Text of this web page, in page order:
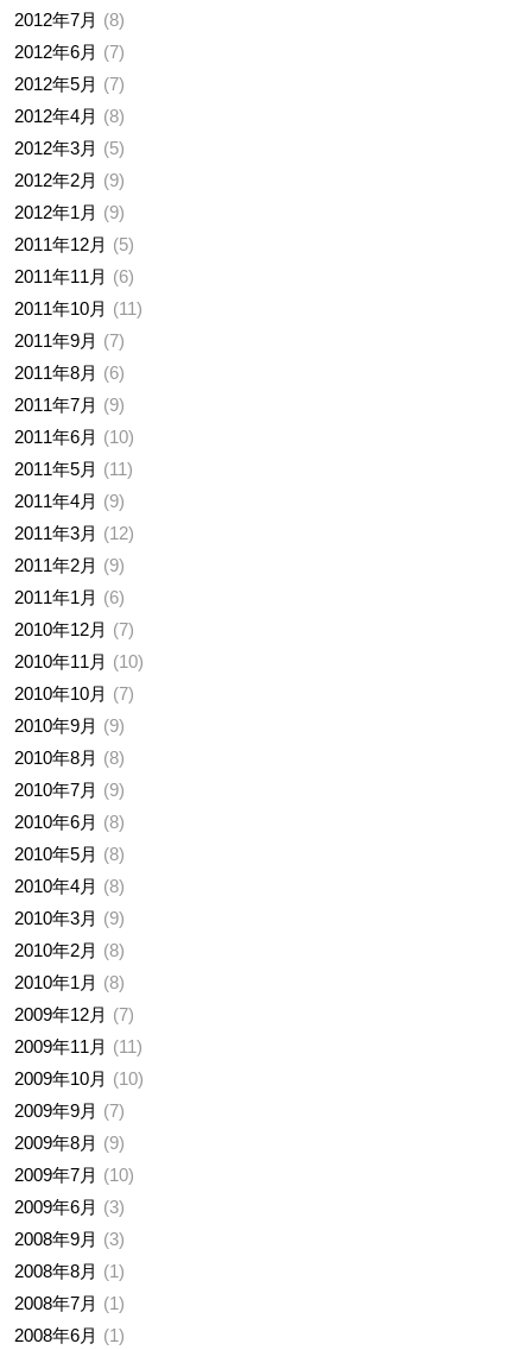
2012年7月
8
2012年6月
7
2012年5月
7
2012年4月
8
2012年3月
5
2012年2月
9
2012年1月
9
2011年12月
5
2011年11月
6
2011年10月
11
2011年9月
7
2011年8月
6
2011年7月
9
2011年6月
10
2011年5月
11
2011年4月
9
2011年3月
12
2011年2月
9
2011年1月
6
2010年12月
7
2010年11月
10
2010年10月
7
2010年9月
9
2010年8月
8
2010年7月
9
2010年6月
8
2010年5月
8
2010年4月
8
2010年3月
9
2010年2月
8
2010年1月
8
2009年12月
7
2009年11月
11
2009年10月
10
2009年9月
7
2009年8月
9
2009年7月
10
2009年6月
3
2008年9月
3
2008年8月
1
2008年7月
1
2008年6月
1